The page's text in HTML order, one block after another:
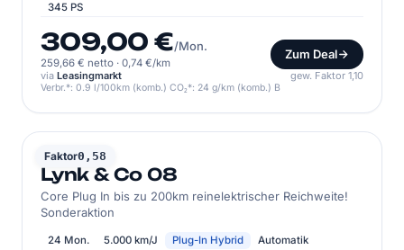
345 PS
309,00 €/Mon.
259,66 € netto · 0,74 €/km
Zum Deal
via Leasingmarkt gew. Faktor 1,10
Verbr.*: 0.9 l/100km (komb.) CO₂*: 24 g/km (komb.) B
Faktor0,58
LYNK & CO
Lynk & Co 08
Core Plug In bis zu 200km reinelektrischer Reichweite!
Sonderaktion
24 Mon. 5.000 km/J Plug-In Hybrid
Automatik